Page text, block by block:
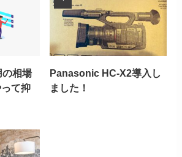
相場
て抑
Panasonic HC-X2導入し
ました！